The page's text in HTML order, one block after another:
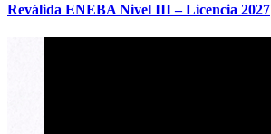
Reválida ENEBA Nivel III – Licencia 2027